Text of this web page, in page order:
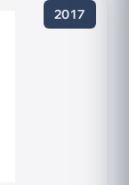
2017